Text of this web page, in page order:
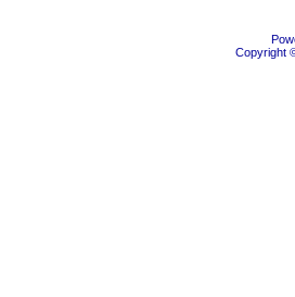
Copyright